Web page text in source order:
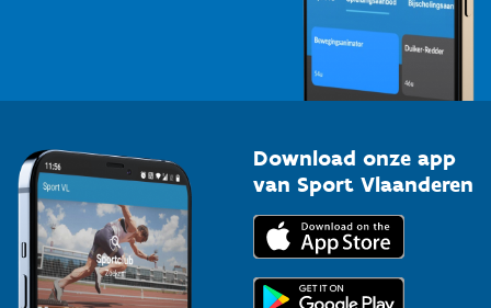
Download onze app
van Sport Vlaanderen